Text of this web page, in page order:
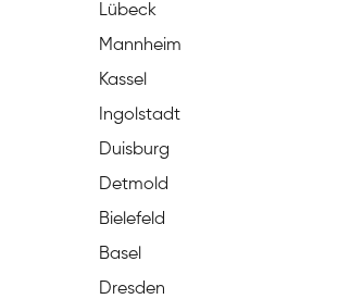
Lübeck
Mannheim
Kassel
Ingolstadt
Duisburg
Detmold
Bielefeld
Basel
Dresden